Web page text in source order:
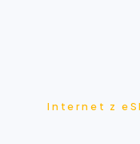
Internet z